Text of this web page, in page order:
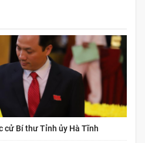
cử Bí thư Tỉnh ủy Hà Tĩnh